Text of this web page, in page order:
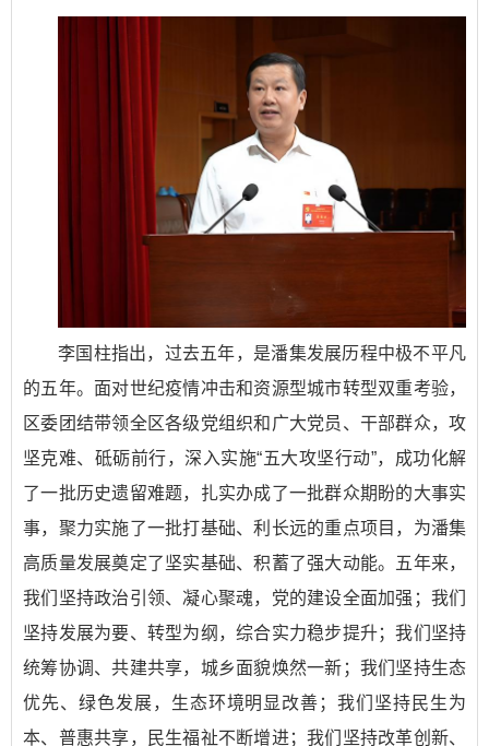
李国柱指出，过去五年，是潘集发展历程中极不平凡
的五年。面对世纪疫情冲击和资源型城市转型双重考验，
区委团结带领全区各级党组织和广大党员、干部群众，攻
坚克难、砥砺前行，深入实施“五大攻坚行动”，成功化解
了一批历史遗留难题，扎实办成了一批群众期盼的大事实
事，聚力实施了一批打基础、利长远的重点项目，为潘集
高质量发展奠定了坚实基础、积蓄了强大动能。五年来，
我们坚持政治引领、凝心聚魂，党的建设全面加强；我们
坚持发展为要、转型为纲，综合实力稳步提升；我们坚持
统筹协调、共建共享，城乡面貌焕然一新；我们坚持生态
优先、绿色发展，生态环境明显改善；我们坚持民生为
本、普惠共享，民生福祉不断增进；我们坚持改革创新、